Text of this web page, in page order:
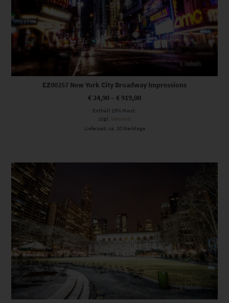
EZ00257 New York City Broadway Impressions
€ 24,90 – € 919,00
Enthält 19% Mwst.
zzgl. Versand
Lieferzeit: ca. 10 Werktage
Dieses Produkt weist mehrere Varianten auf. Die Optionen können auf der Produktseite gewählt werden